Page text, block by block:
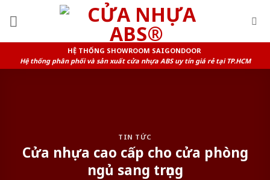
HỆ THỐNG SHOWROOM SAIGONDOOR
Hệ thống phân phối và sản xuất cửa nhựa ABS uy tín giá rẻ tại TP.HCM
TIN TỨC
Cửa nhựa cao cấp cho cửa phòng
ngủ sang trọng